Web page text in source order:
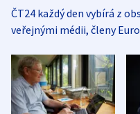
ČT24 každý den vybírá z
veřejnými médii, členy